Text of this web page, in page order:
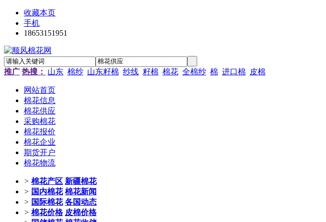
收藏本页
手机
18653151951
推广 热搜： 山东 棉纱 山东籽棉 纱线 籽棉 棉花 全棉纱 棉 进口棉 皮棉
网站首页
棉花信息
棉花供应
采购棉花
棉花报价
棉花企业
期货开户
棉花物流
> 棉花产区 新疆棉花
> 国内棉花 棉花新闻
> 国际棉花 各国动态
> 棉花价格 皮棉价格